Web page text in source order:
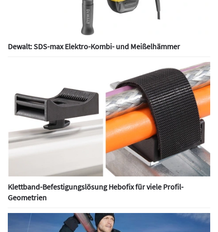
Dewalt: SDS-max Elektro-Kombi- und Meißelhämmer
Klettband-Befestigungslösung Hebofix für viele Profil-
Geometrien